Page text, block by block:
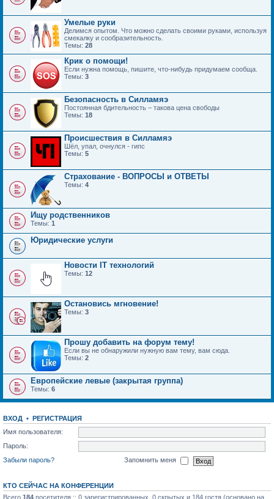
Умелые руки
Делимся опытом. Что можно сделать своими руками, используя
смекалку и сообразительность.
Темы: 28
Крик о помощи!
Если нужна помощь, пишите, что-нибудь придумаем сообща.
Темы: 3
Безопасность в Силламяэ
Постоянная бдительность – такова цена свободы
Темы: 18
Происшествия в Силламяэ
Шёл, упал, очнулся - гипс
Темы: 5
Страхование - ВОПРОСЫ и ОТВЕТЫ
Темы: 4
Ищу родственников
Темы: 1
Юридические услуги
Новости IT технологий
Темы: 12
Остановись мгновение!
Темы: 3
Прошу добавить на форум тему!
Если вы не обнаружили нужную вам тему, вам сюда.
Темы: 2
Европейские левые (закрытая группа)
Темы: 6
ВХОД • РЕГИСТРАЦИЯ
Имя пользователя:
Пароль:
Забыли пароль?
Запомнить меня
КТО СЕЙЧАС НА КОНФЕРЕНЦИИ
Всего 184 посетителя :: 0 зарегистрированных, 0 скрытых и 184 гостя (основано на